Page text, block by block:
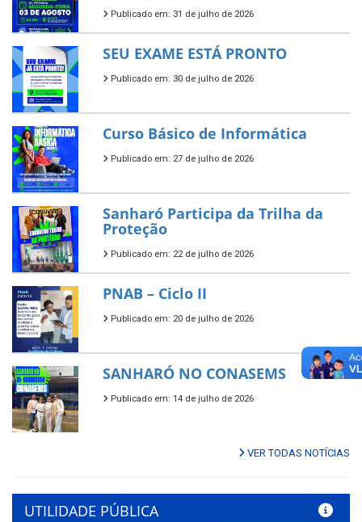
Publicado em: 31 de julho de 2026
SEU EXAME ESTÁ PRONTO
Publicado em: 30 de julho de 2026
Curso Básico de Informática
Publicado em: 27 de julho de 2026
Sanharó Participa da Trilha da
Proteção
Publicado em: 22 de julho de 2026
PNAB – Ciclo II
Publicado em: 20 de julho de 2026
SANHARÓ NO CONASEMS
Publicado em: 14 de julho de 2026
VER TODAS NOTÍCIAS
UTILIDADE PÚBLICA